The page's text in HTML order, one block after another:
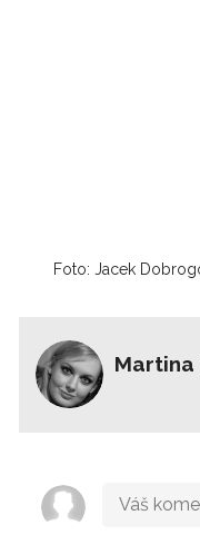
Foto: Jacek
Martina